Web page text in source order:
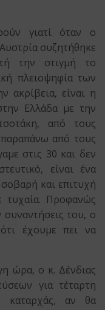
γιατί όταν ο
συζητήθηκε
την στιγμή το
πλειοψηφία των
είναι η
Ελλάδα με την
από τους
παραπάνω από τους
στις 30 και δεν
είναι ένα
και επιτυχή
τυχαία. Προφανώς
του, ο
έχουμε πει να
ώρα, ο κ. Δένδιας
για τέταρτη
καταρχάς, αν θα